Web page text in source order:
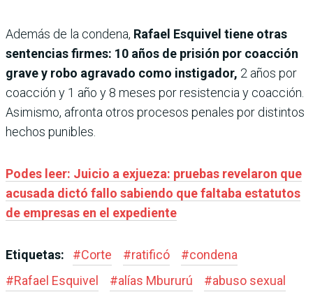
Además de la condena, Rafael Esquivel tiene otras
sentencias firmes: 10 años de prisión por coacción
grave y robo agravado como instigador, 2 años por
coacción y 1 año y 8 meses por resistencia y coacción.
Asimismo, afronta otros procesos penales por distintos
hechos punibles.
Podes leer: Juicio a exjueza: pruebas revelaron que
acusada dictó fallo sabiendo que faltaba estatutos
de empresas en el expediente
Etiquetas: #Corte #ratificó #condena
#Rafael Esquivel #alías Mbururú #abuso sexual